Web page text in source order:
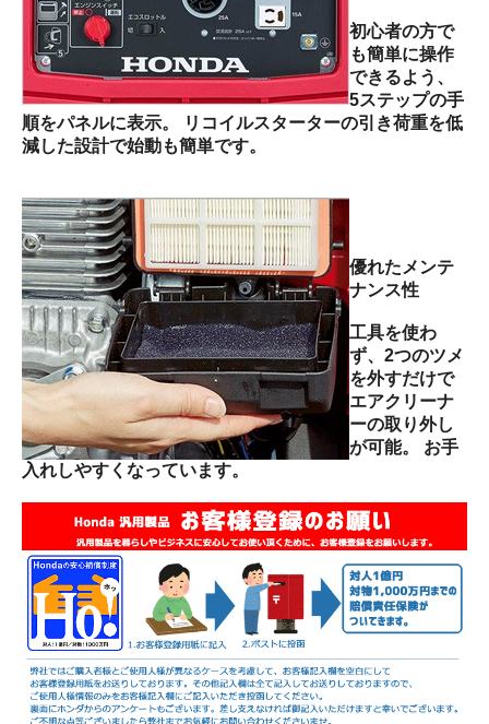
初心者の方で
も簡単に操作
できるよう、
5ステップの手
順をパネルに表示。 リコイルスターターの引き荷重を低
減した設計で始動も簡単です。
優れたメンテ
ナンス性
工具を使わ
ず、2つのツメ
を外すだけで
エアクリーナ
ーの取り外し
が可能。 お手
入れしやすくなっています。